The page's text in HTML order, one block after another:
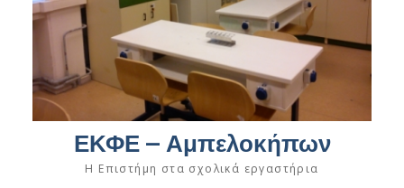
ΕΚΦΕ – Αμπελοκήπων
Η Επιστήμη στα σχολικά εργαστήρια